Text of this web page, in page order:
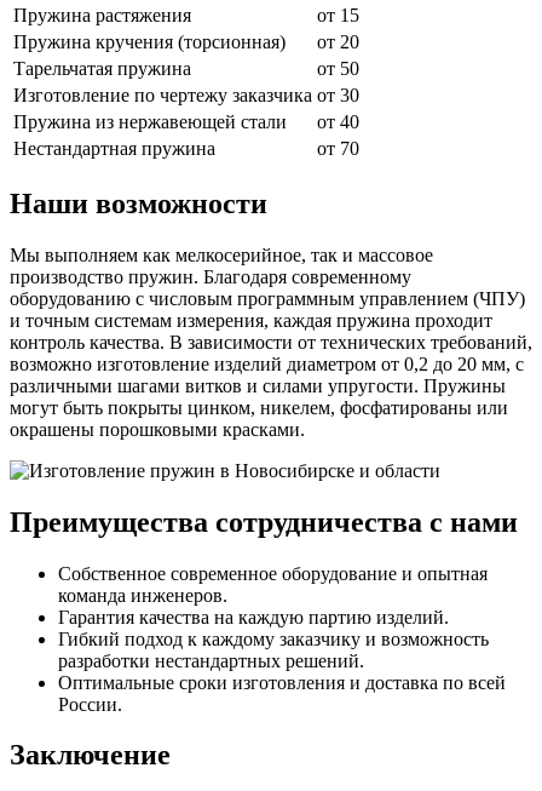
Пружина растяжения
от 15
Пружина кручения (торсионная)
от 20
Тарельчатая пружина
от 50
Изготовление по чертежу заказчика от 30
Пружина из нержавеющей стали
от 40
Нестандартная пружина
от 70
Наши возможности
Мы выполняем как мелкосерийное, так и массовое
производство пружин. Благодаря современному
оборудованию с числовым программным управлением (ЧПУ)
и точным системам измерения, каждая пружина проходит
контроль качества. В зависимости от технических требований,
возможно изготовление изделий диаметром от 0,2 до 20 мм, с
различными шагами витков и силами упругости. Пружины
могут быть покрыты цинком, никелем, фосфатированы или
окрашены порошковыми красками.
Преимущества сотрудничества с нами
Собственное современное оборудование и опытная
команда инженеров.
Гарантия качества на каждую партию изделий.
Гибкий подход к каждому заказчику и возможность
разработки нестандартных решений.
Оптимальные сроки изготовления и доставка по всей
России.
Заключение